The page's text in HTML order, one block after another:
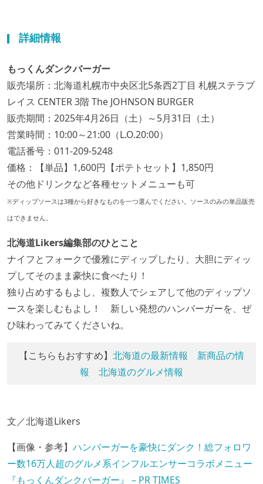
詳細情報
もっくんダンクバーガー
販売場所：北海道札幌市中央区北5条西2丁目 札幌ステラプ
レイス CENTER 3階 The JOHNSON BURGER
販売期間：2025年4月26日（土）～5月31日（土）
営業時間：10:00～21:00（L.O.20:00）
電話番号：011-209-5248
価格：【単品】1,600円【ポテトセット】1,850円
その他ドリンクなど各種セットメニューも可
※ディップソースは3種から好きなものを一つ選んでください。ソースのみの単品販売
はできません。
北海道Likers編集部のひとこと
ナイフとフォークで優雅にディップしたり、大胆にディッ
プしてそのまま豪快に食べたり！
独り占めするもよし、複数人でシェアして他のディップソ
ースを楽しむもよし！ 新しい発想のハンバーガーを、ぜ
ひ味わってみてくださいね。
【こちらもおすすめ】 北海道の最新情報
新商品の情
報
北海道のグルメ情報
文／北海道Likers
【画像・参考】 ハンバーガーを豪快にダンク！総フォロワ
ー数16万人超のグルメ系インフルエンサーコラボメニュー
『もっくんダンクバーガー』 – PR TIMES